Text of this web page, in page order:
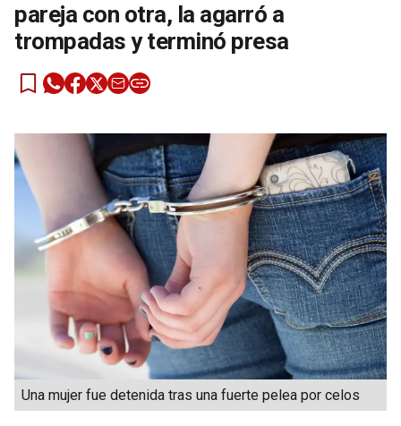
pareja con otra, la agarró a
trompadas y terminó presa
Una mujer fue detenida tras una fuerte pelea por celos